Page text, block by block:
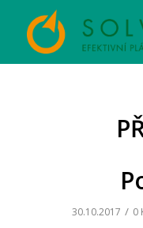
30.10.2017 / 0